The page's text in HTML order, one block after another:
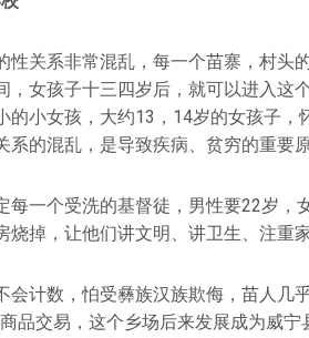
性关系非常混乱，每一个苗寨，村头
，女孩子十三四岁后，就可以进入这
的小女孩，大约13，14岁的女孩子，
的混乱，是导致疾病、贫穷的重要原
每一个受洗的基督徒，男性要22岁，
掉，让他们讲文明、讲卫生、注重
会计数，怕受彝族汉族欺侮，苗人几
品交易，这个乡场后来发展成为威宁